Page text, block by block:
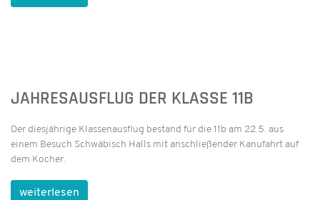
JAHRESAUSFLUG DER KLASSE 11B
Der diesjährige Klassenausflug bestand für die 11b am 22.5. aus
einem Besuch Schwäbisch Halls mit anschließender Kanufahrt auf
dem Kocher.
weiterlesen